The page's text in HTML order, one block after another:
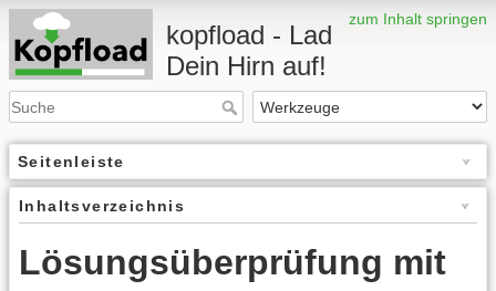
zum Inhalt springen
kopfload - Lad
Dein Hirn auf!
Seitenleiste
Inhaltsverzeichnis
Lösungsüberprüfung mit